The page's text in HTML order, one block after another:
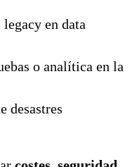
en data
o analítica en la
desastres